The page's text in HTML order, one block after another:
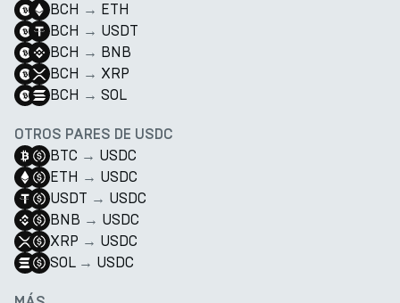
BCH → ETH
BCH → USDT
BCH → BNB
BCH → XRP
BCH → SOL
OTROS PARES DE USDC
BTC → USDC
ETH → USDC
USDT → USDC
BNB → USDC
XRP → USDC
SOL → USDC